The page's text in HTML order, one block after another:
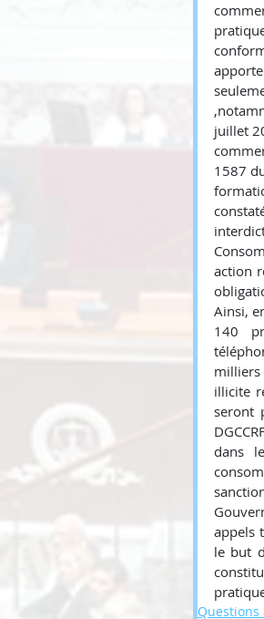
juillet
1587
action
Ainsi,
140
illicite
seront
dans
appels
le but